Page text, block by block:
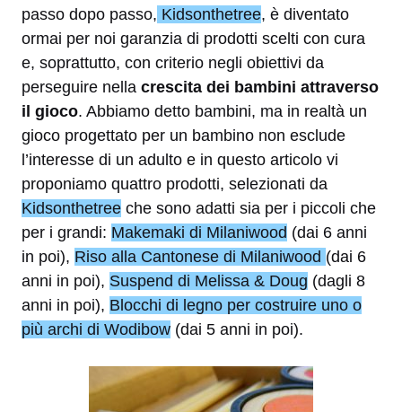
passo dopo passo, Kidsonthetree, è diventato
ormai per noi garanzia di prodotti scelti con cura
e, soprattutto, con criterio negli obiettivi da
perseguire nella crescita dei bambini attraverso
il gioco. Abbiamo detto bambini, ma in realtà un
gioco progettato per un bambino non esclude
l’interesse di un adulto e in questo articolo vi
proponiamo quattro prodotti, selezionati da
Kidsonthetree che sono adatti sia per i piccoli che
per i grandi: Makemaki di Milaniwood (dai 6 anni
in poi), Riso alla Cantonese di Milaniwood (dai 6
anni in poi), Suspend di Melissa & Doug (dagli 8
anni in poi), Blocchi di legno per costruire uno o
più archi di Wodibow (dai 5 anni in poi).